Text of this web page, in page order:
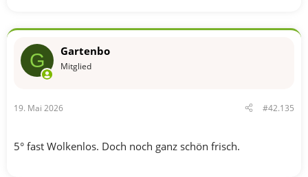
G Gartenbo
Mitglied
19. Mai 2026 #42.135
5° fast Wolkenlos. Doch noch ganz schön frisch.